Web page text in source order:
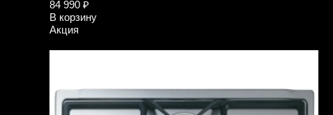
84 990 ₽
В корзину
Акция